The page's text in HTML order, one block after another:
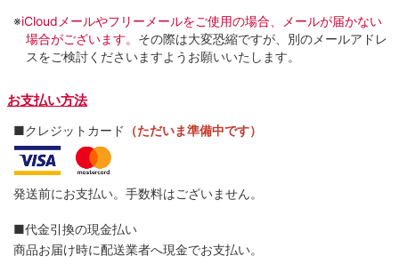
※iCloudメールやフリーメールをご使用の場合、メールが届かない
場合がございます。 その際は大変恐縮ですが、別のメールアドレ
スをご検討くださいますようお願いいたします。
お支払い方法
■クレジットカード （ただいま準備中です）
発送前にお支払い。手数料はございません。
■代金引換の現金払い
商品お届け時に配送業者へ現金でお支払い。